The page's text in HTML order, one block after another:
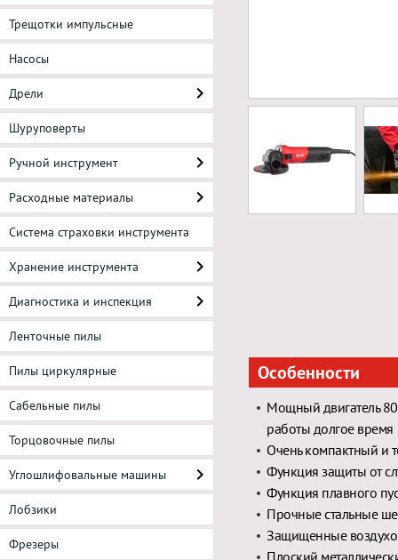
Трещотки импульсные
Насосы
Дрели
Шуруповерты
Ручной инструмент
Расходные материалы
Система страховки инструмента
Хранение инструмента
Диагностика и инспекция
Ленточные пилы
Пилы циркулярные
Сабельные пилы
Торцовочные пилы
Углошлифовальные машины
Лобзики
Фрезеры
Особенности
Мощный двигатель
работы долгое время
Очень компактный и
Функция защиты от
Функция плавного
Прочные стальные
Защищенные
Плоский